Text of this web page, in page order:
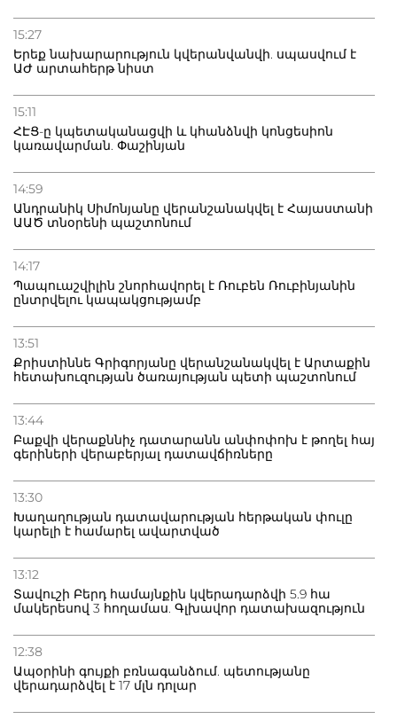
15:27
Երեք նախարարություն կվերանվանվի. սպասվում է
ԱԺ արտահերթ նիստ
15:11
ՀԷՑ-ը կպետականացվի և կհանձնվի կոնցեսիոն
կառավարման. Փաշինյան
14:59
Անդրանիկ Սիմոնյանը վերանշանակվել է Հայաստանի
ԱԱԾ տնօրենի պաշտոնում
14:17
Պապուաշվիլին շնորհավորել է Ռուբեն Ռուբինյանին
ընտրվելու կապակցությամբ
13:51
Քրիստիննե Գրիգորյանը վերանշանակվել է Արտաքին
հետախուզության ծառայության պետի պաշտոնում
13:44
Բաքվի վերաքննիչ դատարանն անփոփոխ է թողել հայ
գերիների վերաբերյալ դատավճիռները
13:30
Խաղաղության դատավարության հերթական փուլը
կարելի է համարել ավարտված
13:12
Տավուշի Բերդ համայնքին կվերադարձվի 5.9 հա
մակերեսով 3 հողամաս. Գլխավոր դատախազություն
12:38
Ապօրինի գույքի բռնագանձում. պետությանը
վերադարձվել է 17 մլն դոլար